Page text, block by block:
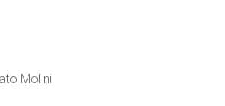
Molini